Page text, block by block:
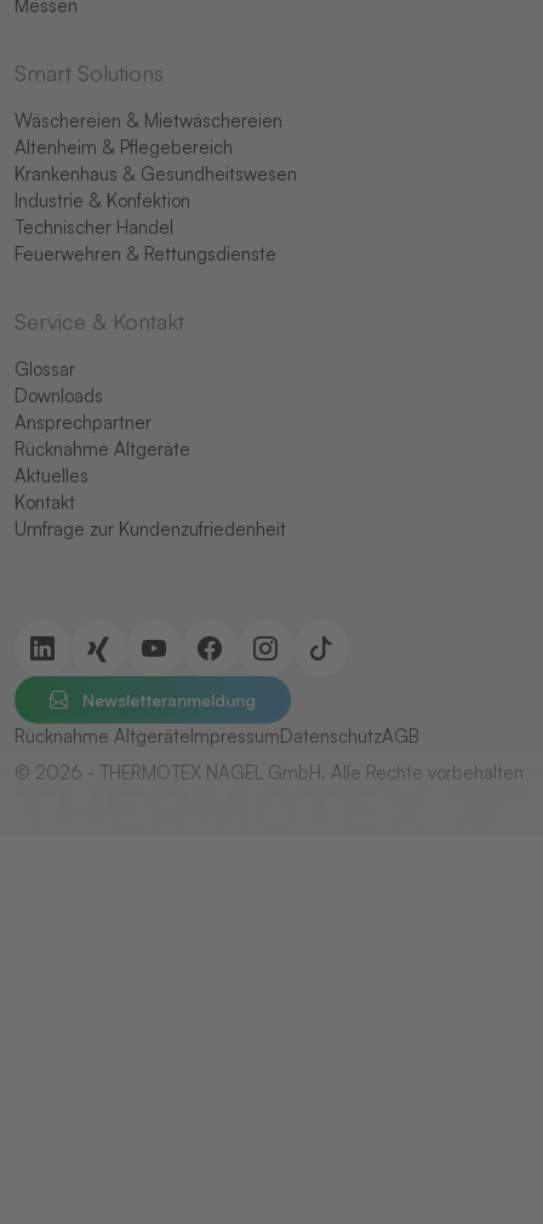
Messen
Smart Solutions
Wäschereien & Mietwäschereien
Altenheim & Pflegebereich
Krankenhaus & Gesundheitswesen
Industrie & Konfektion
Technischer Handel
Feuerwehren & Rettungsdienste
Service & Kontakt
Glossar
Downloads
Ansprechpartner
Rücknahme Altgeräte
Aktuelles
Kontakt
Umfrage zur Kundenzufriedenheit
Newsletteranmeldung
Rücknahme AltgeräteImpressumDatenschutzAGB
© 2026 - THERMOTEX NAGEL GmbH. Alle Rechte vorbehalten